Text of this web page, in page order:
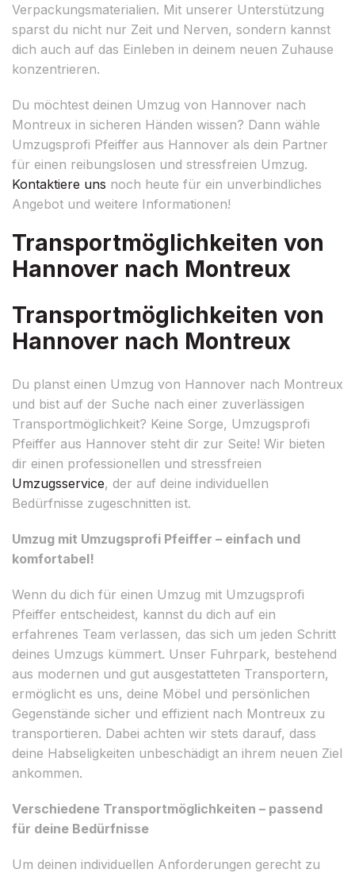
Verpackungsmaterialien. Mit unserer Unterstützung
sparst du nicht nur Zeit und Nerven, sondern kannst
dich auch auf das Einleben in deinem neuen Zuhause
konzentrieren.
Du möchtest deinen Umzug von Hannover nach
Montreux in sicheren Händen wissen? Dann wähle
Umzugsprofi Pfeiffer aus Hannover als dein Partner
für einen reibungslosen und stressfreien Umzug.
Kontaktiere uns noch heute für ein unverbindliches
Angebot und weitere Informationen!
Transportmöglichkeiten von
Hannover nach Montreux
Transportmöglichkeiten von
Hannover nach Montreux
Du planst einen Umzug von Hannover nach Montreux
und bist auf der Suche nach einer zuverlässigen
Transportmöglichkeit? Keine Sorge, Umzugsprofi
Pfeiffer aus Hannover steht dir zur Seite! Wir bieten
dir einen professionellen und stressfreien
Umzugsservice, der auf deine individuellen
Bedürfnisse zugeschnitten ist.
Umzug mit Umzugsprofi Pfeiffer – einfach und
komfortabel!
Wenn du dich für einen Umzug mit Umzugsprofi
Pfeiffer entscheidest, kannst du dich auf ein
erfahrenes Team verlassen, das sich um jeden Schritt
deines Umzugs kümmert. Unser Fuhrpark, bestehend
aus modernen und gut ausgestatteten Transportern,
ermöglicht es uns, deine Möbel und persönlichen
Gegenstände sicher und effizient nach Montreux zu
transportieren. Dabei achten wir stets darauf, dass
deine Habseligkeiten unbeschädigt an ihrem neuen Ziel
ankommen.
Verschiedene Transportmöglichkeiten – passend
für deine Bedürfnisse
Um deinen individuellen Anforderungen gerecht zu